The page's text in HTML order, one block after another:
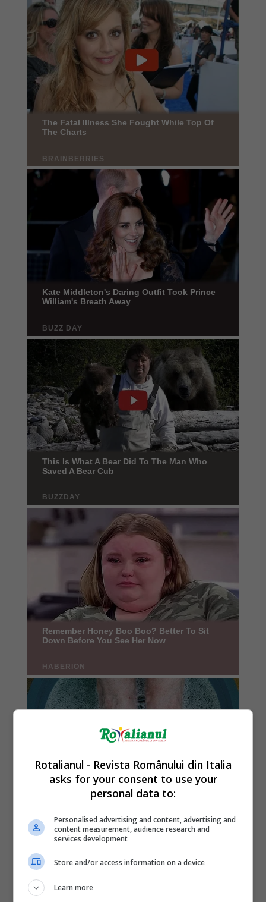
Rotalianul - Revista Românului din Italia
asks for your consent to use your
personal data to:
Personalised advertising and content, advertising and
content measurement, audience research and
services development
Store and/or access information on a device
Learn more